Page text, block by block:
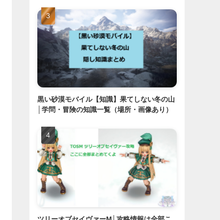
黒い砂漠モバイル【知識】果てしない冬の山
│学問・冒険の知識一覧（場所・画像あり）